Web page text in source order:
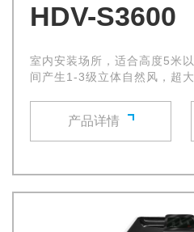
HDV-S3600
室内安装场所，适合高度5米
间产生1-3级立体自然风，超
产品详情